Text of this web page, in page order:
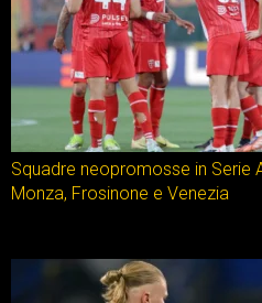
Squadre neopromosse in Serie
Monza, Frosinone e Venezia